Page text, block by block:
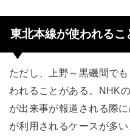
東北本線が使われるこ
ただし、上野～黒磯間で
われることがある。NHK
が出来事が報道される際
が利用されるケースが多い